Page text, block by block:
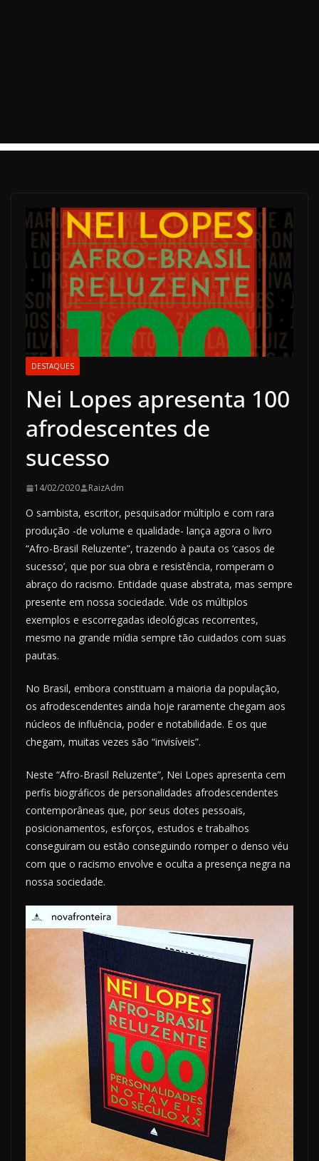
DESTAQUES
Nei Lopes apresenta 100
afrodescentes de
sucesso
14/02/2020 RaizAdm
O sambista, escritor, pesquisador múltiplo e com rara
produção -de volume e qualidade- lança agora o livro
“Afro-Brasil Reluzente”, trazendo à pauta os ‘casos de
sucesso’, que por sua obra e resistência, romperam o
abraço do racismo. Entidade quase abstrata, mas sempre
presente em nossa sociedade. Vide os múltiplos
exemplos e escorregadas ideológicas recorrentes,
mesmo na grande mídia sempre tão cuidados com suas
pautas.
No Brasil, embora constituam a maioria da população,
os afrodescendentes ainda hoje raramente chegam aos
núcleos de influência, poder e notabilidade. E os que
chegam, muitas vezes são “invisíveis”.
Neste “Afro-Brasil Reluzente”, Nei Lopes apresenta cem
perfis biográficos de personalidades afrodescendentes
contemporâneas que, por seus dotes pessoais,
posicionamentos, esforços, estudos e trabalhos
conseguiram ou estão conseguindo romper o denso véu
com que o racismo envolve e oculta a presença negra na
nossa sociedade.